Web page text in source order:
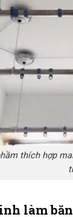
thích hợp
làm